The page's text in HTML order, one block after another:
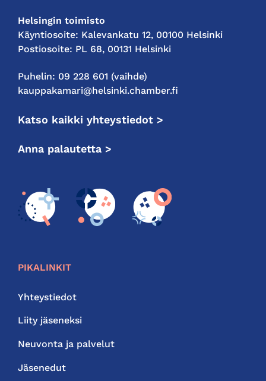
Helsingin toimisto
Käyntiosoite: Kalevankatu 12, 00100 Helsinki
Postiosoite: PL 68, 00131 Helsinki
Puhelin: 09 228 601 (vaihde)
kauppakamari@helsinki.chamber.fi
Katso kaikki yhteystiedot >
Anna palautetta >
PIKALINKIT
Yhteystiedot
Liity jäseneksi
Neuvonta ja palvelut
Jäsenedut